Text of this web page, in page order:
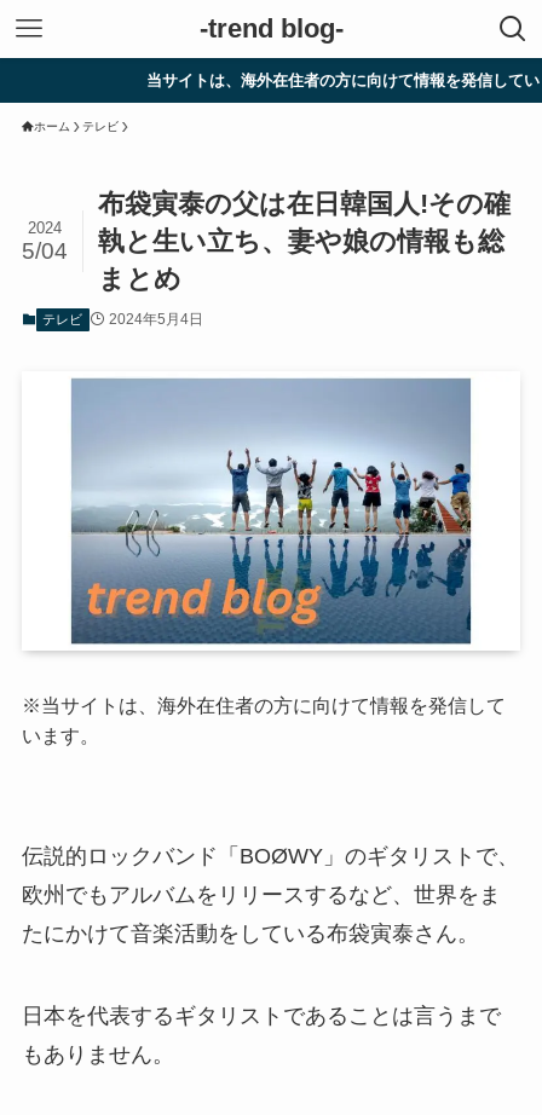
-trend blog-
当サイトは、海外在住者の方に向けて情報を発信しています。
ホーム テレビ
布袋寅泰の父は在日韓国人!その確
執と生い立ち、妻や娘の情報も総
まとめ
2024
5/04
テレビ 2024年5月4日
※当サイトは、海外在住者の方に向けて情報を発信して
います。
伝説的ロックバンド「BOØWY」のギタリストで、
欧州でもアルバムをリリースするなど、世界をま
たにかけて音楽活動をしている布袋寅泰さん。
日本を代表するギタリストであることは言うまで
もありません。